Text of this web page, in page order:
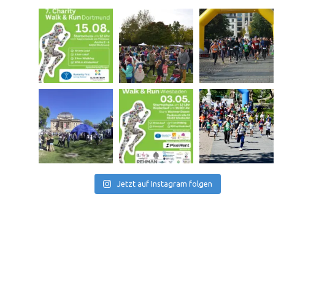
Jetzt auf Instagram folgen